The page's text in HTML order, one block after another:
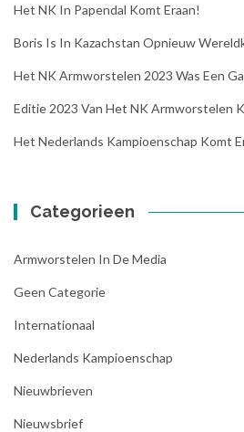
Het NK In Papendal Komt Eraan!
Boris Is In Kazachstan Opnieuw
Het NK Armworstelen 2023 Was Een
Editie 2023 Van Het NK Armworstelen
Het Nederlands Kampioenschap Komt
Categorieen
Armworstelen In De Media
Geen Categorie
Internationaal
Nederlands Kampioenschap
Nieuwbrieven
Nieuwsbrief